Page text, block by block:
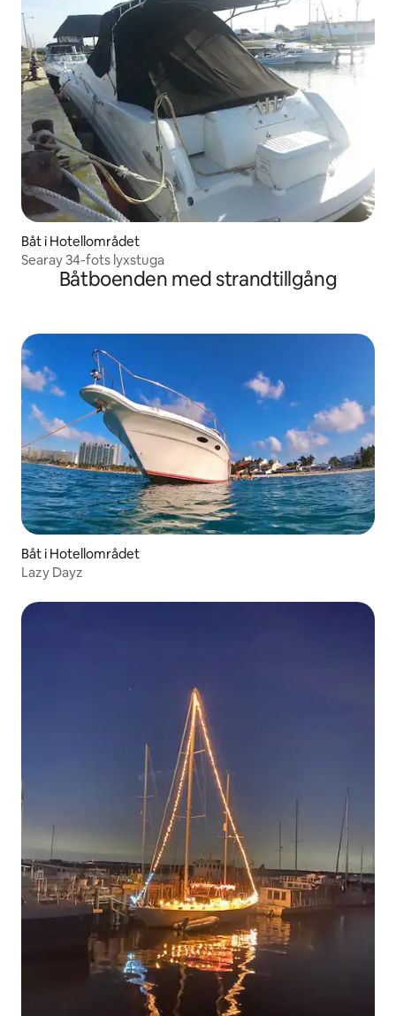
Båt i Hotellområdet
Searay 34-fots lyxstuga
Båtboenden med strandtillgång
Båt i Hotellområdet
Lazy Dayz